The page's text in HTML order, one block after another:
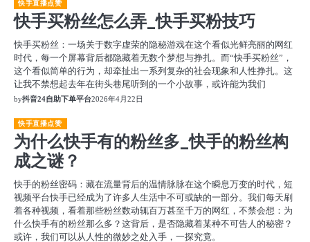
快手直播点赞
快手买粉丝怎么弄_快手买粉技巧
快手买粉丝：一场关于数字虚荣的隐秘游戏在这个看似光鲜亮丽的网红
时代，每一个屏幕背后都隐藏着无数个梦想与挣扎。而“快手买粉丝”，
这个看似简单的行为，却牵扯出一系列复杂的社会现象和人性挣扎。这
让我不禁想起去年在街头巷尾听到的一个小故事，或许能为我们
by抖音24自助下单平台2026年4月22日
快手直播点赞
为什么快手有的粉丝多_快手的粉丝构
成之谜？
快手的粉丝密码：藏在流量背后的温情脉脉在这个瞬息万变的时代，短
视频平台快手已经成为了许多人生活中不可或缺的一部分。我们每天刷
着各种视频，看着那些粉丝数动辄百万甚至千万的网红，不禁会想：为
什么快手有的粉丝那么多？这背后，是否隐藏着某种不可告人的秘密？
或许，我们可以从人性的微妙之处入手，一探究竟。